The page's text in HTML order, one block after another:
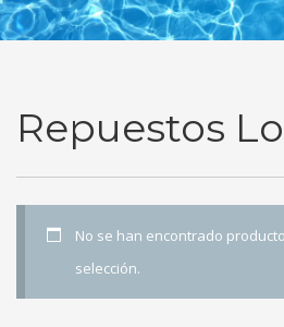
Repuestos
No se han encontrado
selección.